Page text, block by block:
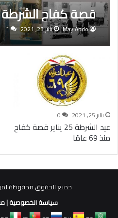
قصة كفاح الشرطة
May Abdo يناير 23, 2021 1
يناير 25, 2021 0
عيد الشرطة 25 يناير قصة كفاح
منذ 69 عامًا
جميع الحقوق محفوظة
سياسة الخصوصية|